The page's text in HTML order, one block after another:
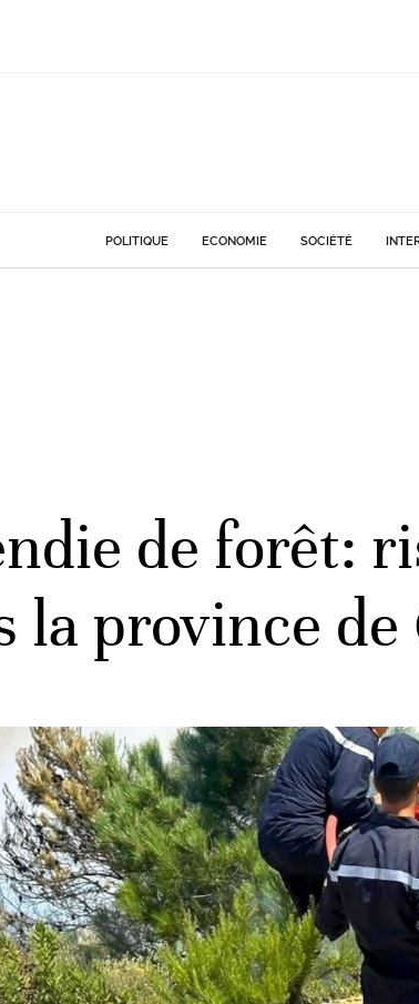
POLITIQUE ECONOMIE SOCIÉTÉ
de forêt:
la province